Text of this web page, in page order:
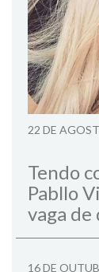
22 DE
Tendo
Pabllo
vaga
16 DE